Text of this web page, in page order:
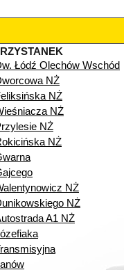
Łódź Olechów Wschód
NŻ
NŻ
NŻ
NŻ
NŻ
NŻ
NŻ
A1 NŻ